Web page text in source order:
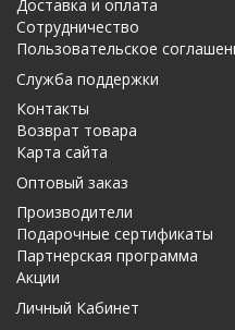
Доставка и оплата
Сотрудничество
Пользовательское
Служба поддержки
Контакты
Возврат товара
Карта сайта
Оптовый заказ
Производители
Подарочные сертификаты
Партнерская программа
Акции
Личный Кабинет